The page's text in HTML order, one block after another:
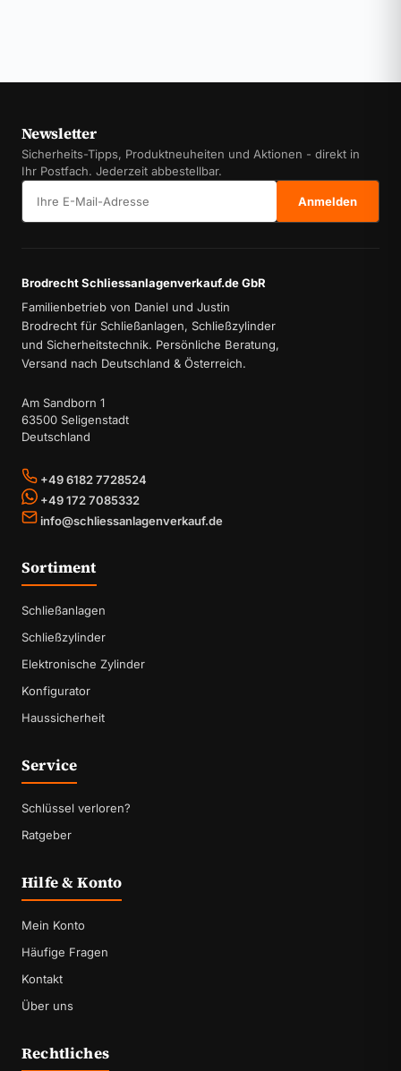
Newsletter
Sicherheits-Tipps, Produktneuheiten und Aktionen - direkt in
Ihr Postfach. Jederzeit abbestellbar.
Anmelden
Brodrecht Schliessanlagenverkauf.de GbR
Familienbetrieb von Daniel und Justin
Brodrecht für Schließanlagen, Schließzylinder
und Sicherheitstechnik. Persönliche Beratung,
Versand nach Deutschland & Österreich.
Am Sandborn 1
63500 Seligenstadt
Deutschland
+49 6182 7728524
+49 172 7085332
info@schliessanlagenverkauf.de
Sortiment
Schließanlagen
Schließzylinder
Elektronische Zylinder
Konfigurator
Haussicherheit
Service
Schlüssel verloren?
Ratgeber
Hilfe & Konto
Mein Konto
Häufige Fragen
Kontakt
Über uns
Rechtliches